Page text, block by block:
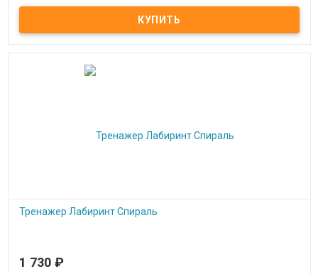
Тренажер Лабиринт Бесконечность
Тренажер Лабиринт Спираль
Под заказ
1 730 ₽